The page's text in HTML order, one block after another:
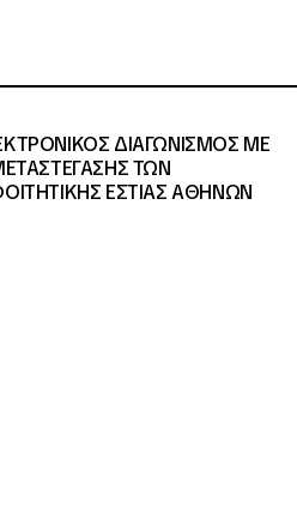
ΔΙΑΓΩΝΙΣΜΟΣ ΜΕ
ΤΩΝ
ΕΣΤΙΑΣ ΑΘΗΝΩΝ